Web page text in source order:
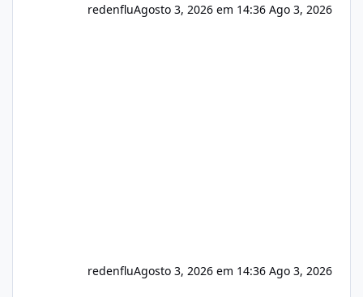
redenfluAgosto 3, 2026 em 14:36 Ago 3, 2026
redenfluAgosto 3, 2026 em 14:36 Ago 3, 2026